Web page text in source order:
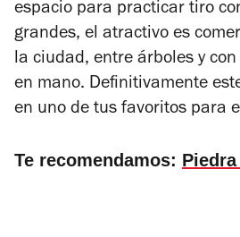
espacio para practicar tiro
grandes, el atractivo es
la ciudad, entre árboles y
en mano. Definitivamente
en uno de tus favoritos para
Te recomendamos: